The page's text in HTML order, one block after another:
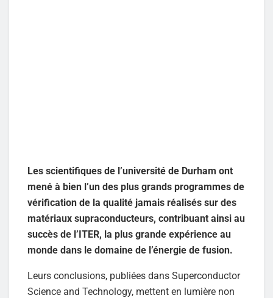
Les scientifiques de l’université de Durham ont
mené à bien l’un des plus grands programmes de
vérification de la qualité jamais réalisés sur des
matériaux supraconducteurs, contribuant ainsi au
succès de l’ITER, la plus grande expérience au
monde dans le domaine de l’énergie de fusion.
Leurs conclusions, publiées dans Superconductor
Science and Technology, mettent en lumière non